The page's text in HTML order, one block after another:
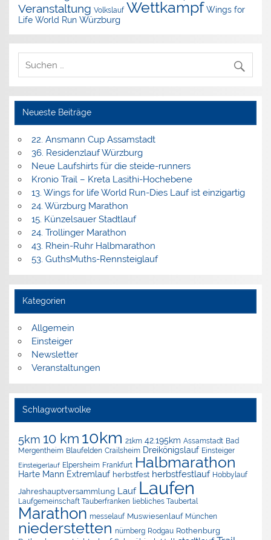
Veranstaltung Volkslauf Wettkampf Wings for
Life World Run Würzburg
Neueste Beiträge
22. Ansmann Cup Assamstadt
36. Residenzlauf Würzburg
Neue Laufshirts für die steide-runners
Kronio Trail – Kreta Lasithi-Hochebene
13. Wings for life World Run-Dies Lauf ist einzigartig
24. Würzburg Marathon
15. Künzelsauer Stadtlauf
24. Trollinger Marathon
43. Rhein-Ruhr Halbmarathon
53. GuthsMuths-Rennsteiglauf
Kategorien
Allgemein
Einsteiger
Newsletter
Veranstaltungen
Schlagwortwolke
5km 10 km 10km 21km 42.195km Assamstadt Bad
Mergentheim Blaufelden Crailsheim Dreikönigslauf Einsteiger
Einsteigerlauf Elpersheim Frankfurt Halbmarathon
Harte Mann Extremlauf herbstfest herbstfestlauf Hobbylauf
Jahreshauptversammlung Lauf Laufen
Laufgemeinschaft Tauberfranken liebliches Taubertal
Marathon messelauf Muswiesenlauf München
niederstetten nürnberg Rodgau Rothenburg